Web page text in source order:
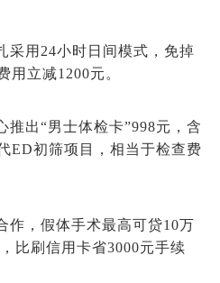
采用24小时日间模式，免掉
用立减1200元。
推出“男士体检卡”998元，含
ED初筛项目，相当于检查费
作，假体手术最高可贷10万
比刷信用卡省3000元手续